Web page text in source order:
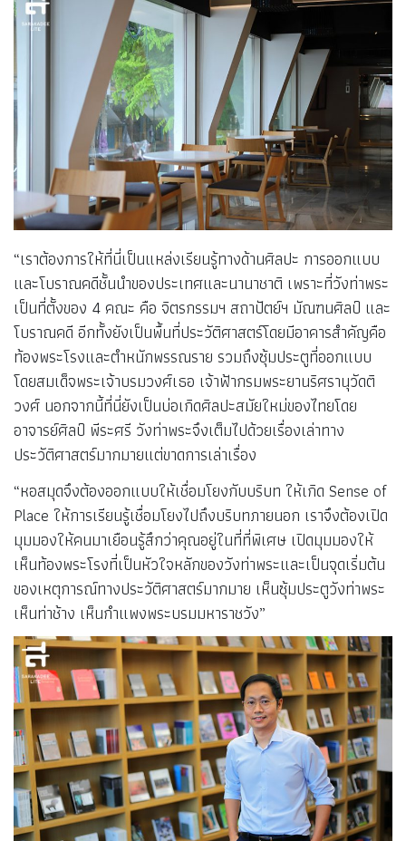
“เราต้องการให้ที่นี่เป็นแหล่งเรียนรู้ทางด้านศิลปะ การออกแบบ
และโบราณคดีชั้นนำของประเทศและนานาชาติ เพราะที่วังท่าพระ
เป็นที่ตั้งของ 4 คณะ คือ จิตรกรรมฯ สถาปัตย์ฯ มัณฑนศิลป์ และ
โบราณคดี อีกทั้งยังเป็นพื้นที่ประวัติศาสตร์โดยมีอาคารสำคัญคือ
ท้องพระโรงและตำหนักพรรณราย รวมถึงซุ้มประตูที่ออกแบบ
โดยสมเด็จพระเจ้าบรมวงศ์เธอ เจ้าฟ้ากรมพระยานริศรานุวัดติ
วงศ์ นอกจากนี้ที่นี่ยังเป็นบ่อเกิดศิลปะสมัยใหม่ของไทยโดย
อาจารย์ศิลป์ พีระศรี วังท่าพระจึงเต็มไปด้วยเรื่องเล่าทาง
ประวัติศาสตร์มากมายแต่ขาดการเล่าเรื่อง
“หอสมุดจึงต้องออกแบบให้เชื่อมโยงกับบริบท ให้เกิด Sense of
Place ให้การเรียนรู้เชื่อมโยงไปถึงบริบทภายนอก เราจึงต้องเปิด
มุมมองให้คนมาเยือนรู้สึกว่าคุณอยู่ในที่ที่พิเศษ เปิดมุมมองให้
เห็นท้องพระโรงที่เป็นหัวใจหลักของวังท่าพระและเป็นจุดเริ่มต้น
ของเหตุการณ์ทางประวัติศาสตร์มากมาย เห็นซุ้มประตูวังท่าพระ
เห็นท่าช้าง เห็นกำแพงพระบรมมหาราชวัง”